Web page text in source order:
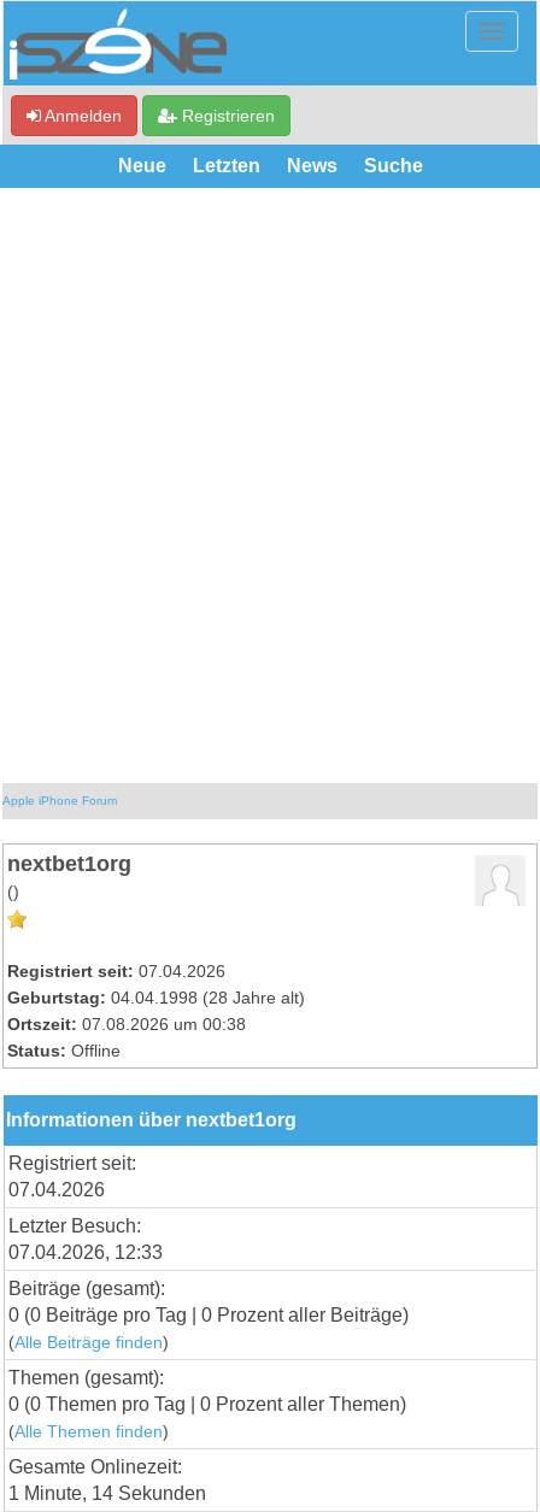
Anmelden Registrieren
Neue Letzten News Suche
Apple iPhone Forum
nextbet1org
()
Registriert seit: 07.04.2026
Geburtstag: 04.04.1998 (28 Jahre alt)
Ortszeit: 07.08.2026 um 00:38
Status: Offline
Informationen über nextbet1org
Registriert seit:
07.04.2026
Letzter Besuch:
07.04.2026, 12:33
Beiträge (gesamt):
0 (0 Beiträge pro Tag | 0 Prozent aller Beiträge)
(Alle Beiträge finden)
Themen (gesamt):
0 (0 Themen pro Tag | 0 Prozent aller Themen)
(Alle Themen finden)
Gesamte Onlinezeit:
1 Minute, 14 Sekunden